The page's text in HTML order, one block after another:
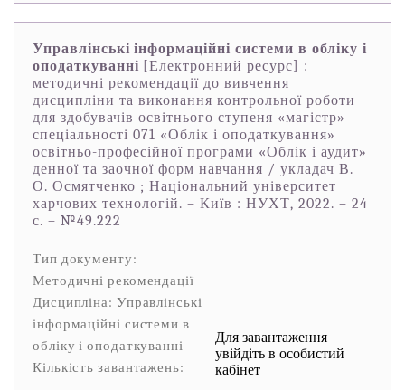
Управлінські інформаційні системи в обліку і
оподаткуванні [Електронний ресурс] :
методичні рекомендації до вивчення
дисципліни та виконання контрольної роботи
для здобувачів освітнього ступеня «магістр»
спеціальності 071 «Облік і оподаткування»
освітньо-професійної програми «Облік і аудит»
денної та заочної форм навчання / укладач В.
О. Осмятченко ; Національний університет
харчових технологій. – Київ : НУХТ, 2022. – 24
с. – №49.222
Тип документу:
Методичні рекомендації
Дисципліна: Управлінські
інформаційні системи в
обліку і оподаткуванні
Кількість завантажень:
Для завантаження
увійдіть в особистий
кабінет